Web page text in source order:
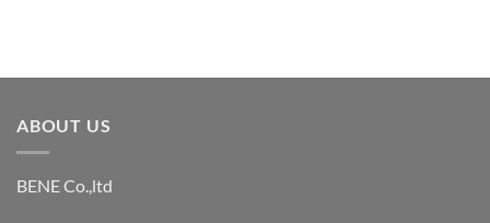
ABOUT US
BENE Co.,ltd